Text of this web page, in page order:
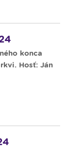
konca
Hosť: Ján